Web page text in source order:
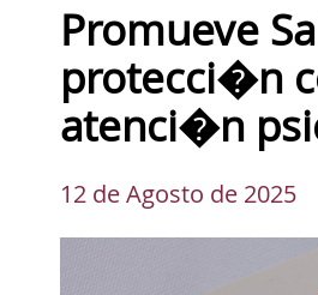
Promueve
protecci�n
atenci�n
12 de Agosto de 2025